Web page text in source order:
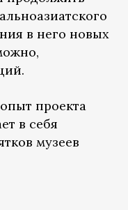
в него новых
проекта
в себя
музеев